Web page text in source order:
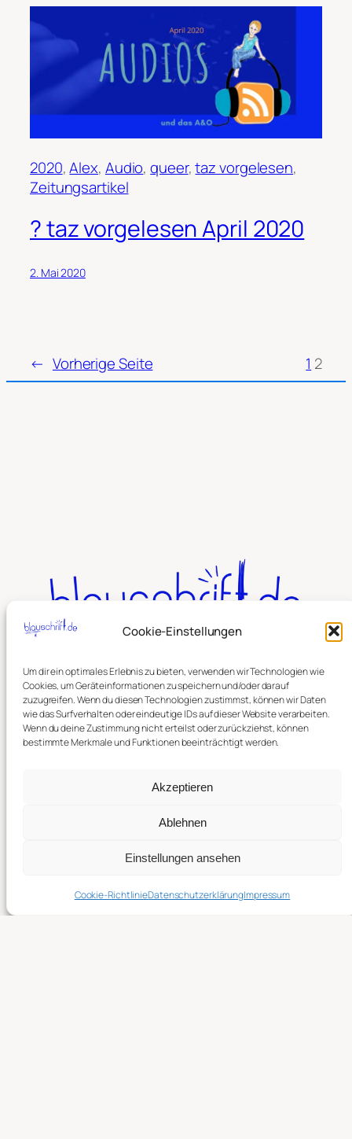
Cookie-Einstellungen
Um dir ein optimales Erlebnis zu bieten, verwenden wir Technologien wie
Cookies, um Geräteinformationen zu speichern und/oder darauf
zuzugreifen. Wenn du diesen Technologien zustimmst, können wir Daten
wie das Surfverhalten oder eindeutige IDs auf dieser Website verarbeiten.
Wenn du deine Zustimmung nicht erteilst oder zurückziehst, können
bestimmte Merkmale und Funktionen beeinträchtigt werden.
Akzeptieren
Ablehnen
Einstellungen ansehen
Cookie-RichtlinieDatenschutzerklärungImpressum
2020, Alex, Audio, queer, taz vorgelesen
Zeitungsartikel
? taz vorgelesen April 2020
2. Mai 2020
← Vorherige Seite 1 2
Suchen
MastodonBookwyrmVernissageRSS Blog
© Alex von blauschrift.de
Grafiken sind urheberrechtlich geschützt.
Veröffentlichung, Bearbeitung und Übersetzung,